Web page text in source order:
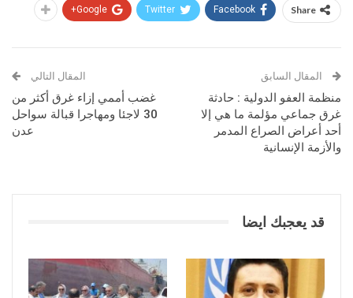
Share
Facebook
Twitter
Google+
المقال السابق
منظمة العفو الدولية : حادثة
غرق جماعي مؤلمة ما هي إلا
أحد أعراض الصراع المدمر
والأزمة الإنسانية
المقال التالي
غضب أممي إزاء غرق أكثر من
30 لاجئا ومهاجرا قبالة سواحل
عدن
قد يعجبك ايضا